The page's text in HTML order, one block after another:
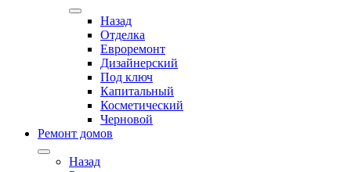
Назад
Отделка
Евроремонт
Дизайнерский
Под ключ
Капитальный
Косметический
Черновой
Ремонт домов
Назад